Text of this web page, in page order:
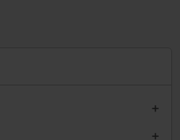

